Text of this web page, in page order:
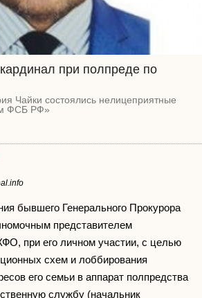
при полпреде по
Чайки состоялись нелицеприятные
ФСБ РФ»
бывшего Генерального Прокурора
представителем
при его личном участии, с целью
схем и лоббирования
его семьи в аппарат полпредства
службу (начальник